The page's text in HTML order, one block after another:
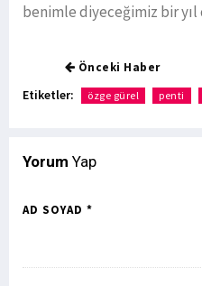
benimle diyeceğimiz bir yıl
Önceki Haber
Etiketler: özge gürel penti
Yorum Yap
AD SOYAD *